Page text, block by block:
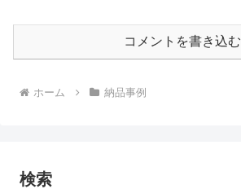
コメントを書き込む
ホーム 納品事例
検索